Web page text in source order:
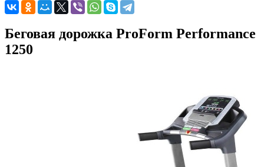
Беговая дорожка ProForm Performance
1250